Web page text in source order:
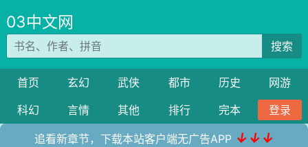
03中文网
搜索
首页 玄幻 武侠 都市 历史
网游
科幻
言情 其他 排行 完本 登录
追看新章节，下载本站客户端无广告APP ↓↓↓